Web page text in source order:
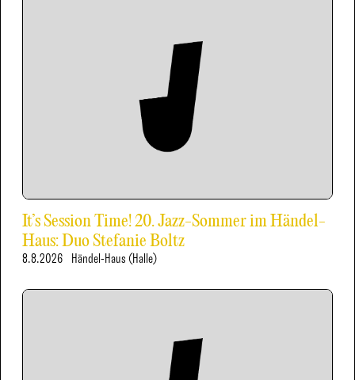
It’s Session Time! 20. Jazz-Sommer im Händel-
Haus: Duo Stefanie Boltz
8.8.2026 Händel-Haus (Halle)